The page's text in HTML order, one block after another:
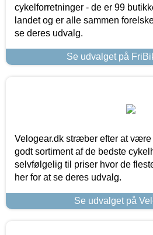
cykelforretninger - de er 99
landet og er alle sammen
se deres udvalg.
Se udvalget på
Velogear.dk stræber efter at
godt sortiment af de bedste
selvfølgelig til priser hvor de
her for at se deres udvalg.
Se udvalget på